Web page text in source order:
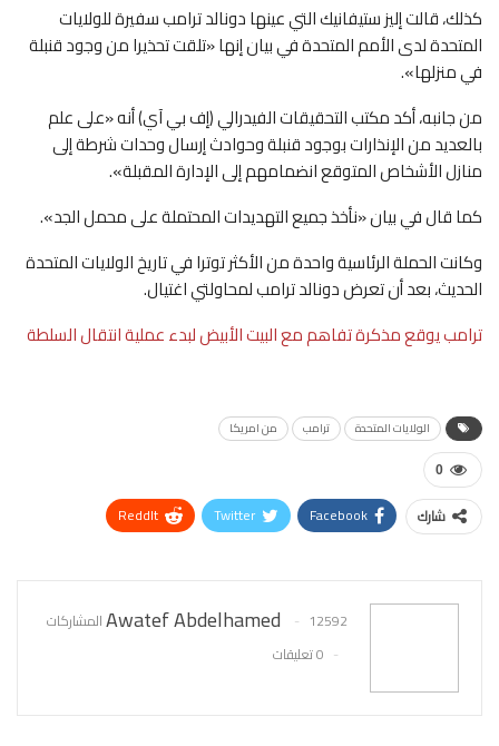
كذلك، قالت إليز ستيفانيك التي عينها دونالد ترامب سفيرة للولايات
المتحدة لدى الأمم المتحدة في بيان إنها «تلقت تحذيرا من وجود قنبلة
في منزلها».
من جانبه، أكد مكتب التحقيقات الفيدرالي (إف بي آي) أنه «على علم
بالعديد من الإنذارات بوجود قنبلة وحوادث إرسال وحدات شرطة إلى
منازل الأشخاص المتوقع انضمامهم إلى الإدارة المقبلة».
كما قال في بيان «نأخذ جميع التهديدات المحتملة على محمل الجد».
وكانت الحملة الرئاسية واحدة من الأكثر توترا في تاريخ الولايات المتحدة
الحديث، بعد أن تعرض دونالد ترامب لمحاولتي اغتيال.
ترامب يوقع مذكرة تفاهم مع البيت الأبيض لبدء عملية انتقال السلطة
الولايات المتحدة ترامب من امريكا
0
شارك Facebook
Twitter
ReddIt
Awatef Abdelhamed
12592 المشاركات
0 تعليقات